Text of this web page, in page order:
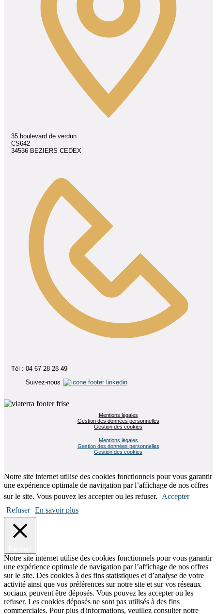
35 boulevard de verdun
CS642
34536 BEZIERS CEDEX
Tél : 04 67 28 28 49
Suivez-nous
Mentions légales
Gestion des données personnelles
Gestion des cookies
Mentions légales
Gestion des données personnelles
Gestion des cookies
Notre site internet utilise des cookies fonctionnels pour vous garantir
une expérience optimale de navigation par l’affichage de nos offres
sur le site. Vous pouvez les accepter ou les refuser.
Accepter
Refuser En savoir plus
Notre site internet utilise des cookies fonctionnels pour vous garantir
une expérience optimale de navigation par l’affichage de nos offres
sur le site. Des cookies à des fins statistiques et d’analyse de votre
activité ainsi que vos préférences sur notre site et sur vos réseaux
sociaux peuvent être déposés. Vous pouvez les accepter ou les
refuser. Les cookies déposés ne sont pas utilisés à des fins
commerciales. Pour plus d'informations, veuillez consulter notre